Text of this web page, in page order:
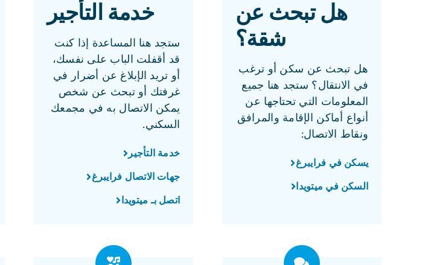
هل تبحث عن
شقة؟
هل تبحث عن سكن أو ترغب
في الانتقال؟ ستجد هنا جميع
المعلومات التي تحتاجها عن
أنواع أماكن الإقامة والمرافق
ونقاط الاتصال:
يسكن في فرايبرغ
السكن في ميتويدا
خدمة التأجير
ستجد هنا المساعدة إذا كنت
قد أقفلت الباب على نفسك،
أو تريد الإبلاغ عن أضرار في
غرفتك أو تبحث عن شخص
يمكن الاتصال به في مجمعك
السكني.
خدمة التأجير
جهات الاتصال فرايبرغ
اتصل بـ ميتويدا